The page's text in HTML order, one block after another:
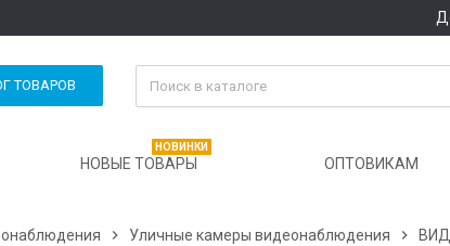
ТОВАРОВ
НОВЫЕ ТОВАРЫ
НОВИНКИ
ОПТОВИКАМ
 Уличные камеры видеонаблюдения 